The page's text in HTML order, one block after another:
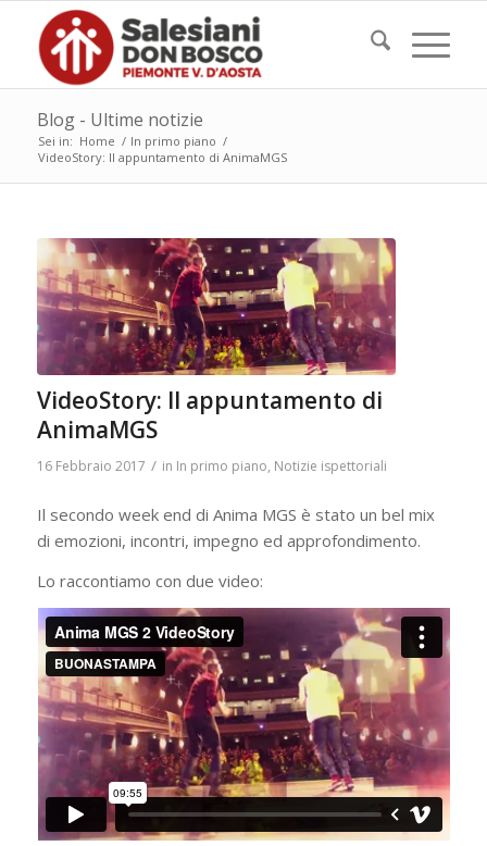
Blog - Ultime notizie
Sei in: Home / In primo piano /
VideoStory: II appuntamento di AnimaMGS
VideoStory: II appuntamento di
AnimaMGS
16 Febbraio 2017 / in In primo piano, Notizie ispettoriali
Il secondo week end di Anima MGS è stato un bel mix
di emozioni, incontri, impegno ed approfondimento.
Lo raccontiamo con due video: